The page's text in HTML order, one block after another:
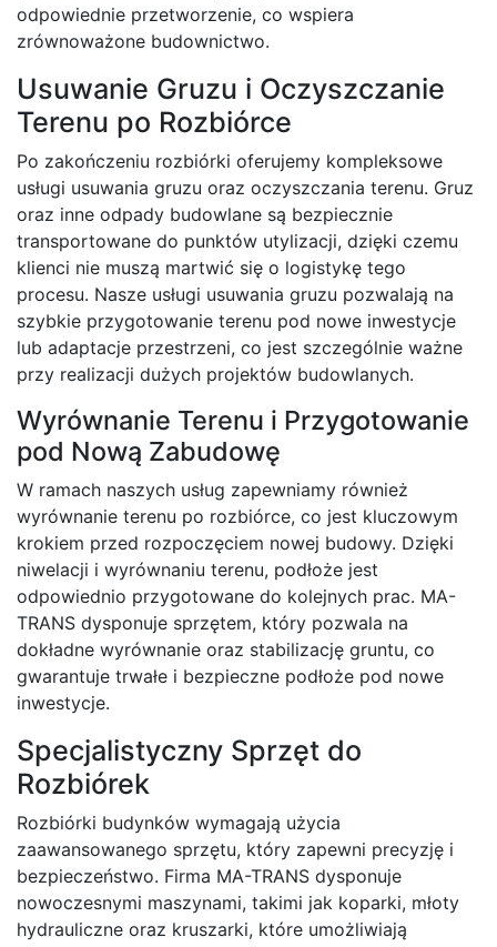
odpowiednie przetworzenie, co wspiera
zrównoważone budownictwo.
Usuwanie Gruzu i Oczyszczanie
Terenu po Rozbiórce
Po zakończeniu rozbiórki oferujemy kompleksowe
usługi usuwania gruzu oraz oczyszczania terenu. Gruz
oraz inne odpady budowlane są bezpiecznie
transportowane do punktów utylizacji, dzięki czemu
klienci nie muszą martwić się o logistykę tego
procesu. Nasze usługi usuwania gruzu pozwalają na
szybkie przygotowanie terenu pod nowe inwestycje
lub adaptacje przestrzeni, co jest szczególnie ważne
przy realizacji dużych projektów budowlanych.
Wyrównanie Terenu i Przygotowanie
pod Nową Zabudowę
W ramach naszych usług zapewniamy również
wyrównanie terenu po rozbiórce, co jest kluczowym
krokiem przed rozpoczęciem nowej budowy. Dzięki
niwelacji i wyrównaniu terenu, podłoże jest
odpowiednio przygotowane do kolejnych prac. MA-
TRANS dysponuje sprzętem, który pozwala na
dokładne wyrównanie oraz stabilizację gruntu, co
gwarantuje trwałe i bezpieczne podłoże pod nowe
inwestycje.
Specjalistyczny Sprzęt do
Rozbiórek
Rozbiórki budynków wymagają użycia
zaawansowanego sprzętu, który zapewni precyzję i
bezpieczeństwo. Firma MA-TRANS dysponuje
nowoczesnymi maszynami, takimi jak koparki, młoty
hydrauliczne oraz kruszarki, które umożliwiają